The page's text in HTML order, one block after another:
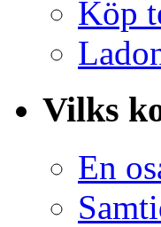
Köp
Vilks
En